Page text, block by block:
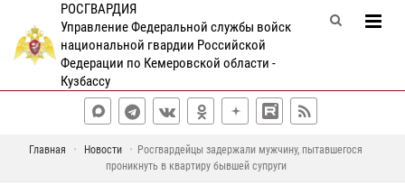
РОСГВАРДИЯ
Управление Федеральной службы войск
национальной гвардии Российской
Федерации по Кемеровской области -
Кузбассу
Главная Новости
Росгвардейцы задержали мужчину, пытавшегося
проникнуть в квартиру бывшей супруги